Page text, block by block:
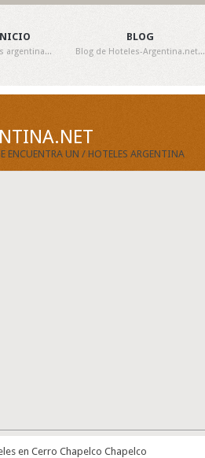
argentina...
BLOG
Blog de Hoteles-Argentina.net...
ENCUENTRA UN / HOTELES ARGENTINA
en Cerro Chapelco Chapelco